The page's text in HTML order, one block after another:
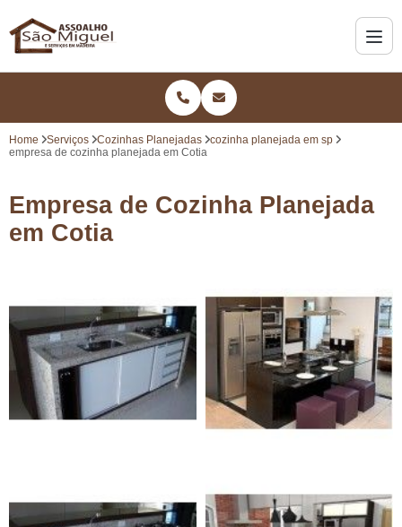
Home Serviços Cozinhas Planejadas
cozinha planejada em sp
empresa de cozinha planejada em Cotia
Empresa de Cozinha Planejada
em Cotia